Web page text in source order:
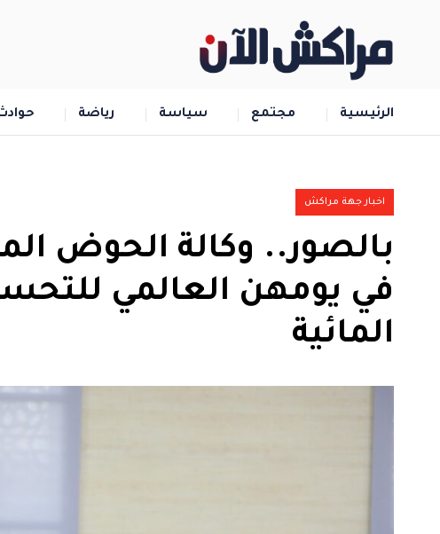
الرئيسية مجتمع سياسة رياضة
اخبار جهة مراكش
بالصور.. وكالة الحوض
في يومهن العالمي
المائية